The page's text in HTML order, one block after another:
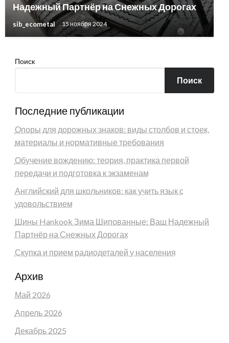
Надежный Партнёр на Снежных Дорогах
sib_ecometal 15 ноября 2024
Поиск
Поиск
Последние публикации
Опоры для дорожных знаков: виды столбов и стоек,
материалы и нормативные требования
Обучение вождению: теория, практика первой
передачи и подготовка к экзаменам
Английский для школьников: как учить язык с
удовольствием
Шины Hankook Зима Шипованные: Ваш Надежный
Партнёр на Снежных Дорогах
Скупка и прием радиодеталей у населения
Архив
Май 2026
Апрель 2026
Декабрь 2025